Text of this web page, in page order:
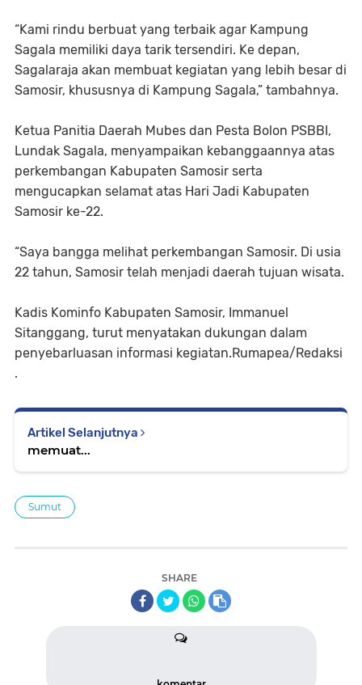
“Kami rindu berbuat yang terbaik agar Kampung
Sagala memiliki daya tarik tersendiri. Ke depan,
Sagalaraja akan membuat kegiatan yang lebih besar di
Samosir, khususnya di Kampung Sagala,” tambahnya.
Ketua Panitia Daerah Mubes dan Pesta Bolon PSBBI,
Lundak Sagala, menyampaikan kebanggaannya atas
perkembangan Kabupaten Samosir serta
mengucapkan selamat atas Hari Jadi Kabupaten
Samosir ke-22.
“Saya bangga melihat perkembangan Samosir. Di usia
22 tahun, Samosir telah menjadi daerah tujuan wisata.
Kadis Kominfo Kabupaten Samosir, Immanuel
Sitanggang, turut menyatakan dukungan dalam
penyebarluasan informasi kegiatan.Rumapea/Redaksi
.
Artikel Selanjutnya
memuat...
Sumut
SHARE